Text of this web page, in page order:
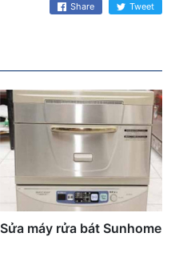
Share Tweet
Sửa máy rửa bát Sunhome